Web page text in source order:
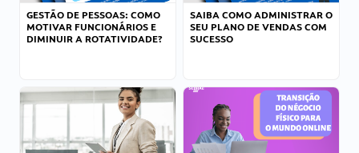
GESTÃO DE PESSOAS: COMO
MOTIVAR FUNCIONÁRIOS E
DIMINUIR A ROTATIVIDADE?
SAIBA COMO ADMINISTRAR O
SEU PLANO DE VENDAS COM
SUCESSO